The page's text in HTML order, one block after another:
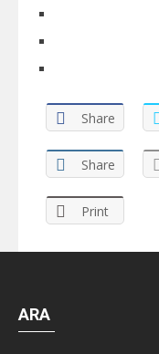
Share
Share
Print
ARA